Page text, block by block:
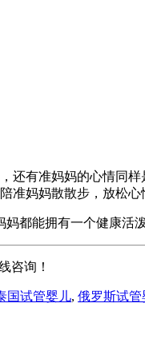
还有准妈妈的心情同
妈妈散散步，放松
都能拥有一个健康活
咨询！
国试管婴儿, 俄罗斯试管